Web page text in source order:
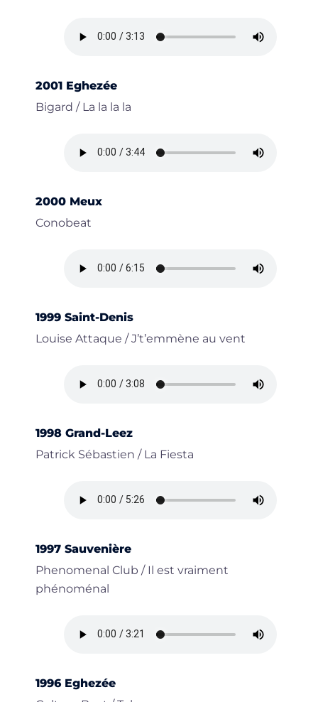
2001 Eghezée
Bigard / La la la la
2000 Meux
Conobeat
1999 Saint-Denis
Louise Attaque / J’t’emmène au vent
1998 Grand-Leez
Patrick Sébastien / La Fiesta
1997 Sauvenière
Phenomenal Club / Il est vraiment
phénoménal
1996 Eghezée